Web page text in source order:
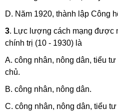
D. Năm 1920, thành lập Công
3. Lực lượng cách mạng được
chính trị (10 - 1930) là
A. công nhân, nông dân, tiểu
chủ.
B. công nhân, nông dân.
C. công nhân, nông dân, tiểu tư